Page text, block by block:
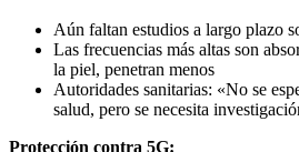
Aún faltan estudios a largo plazo
Las frecuencias más altas son
la piel, penetran menos
Autoridades sanitarias: «No se
salud, pero se necesita
Protección contra 5G: